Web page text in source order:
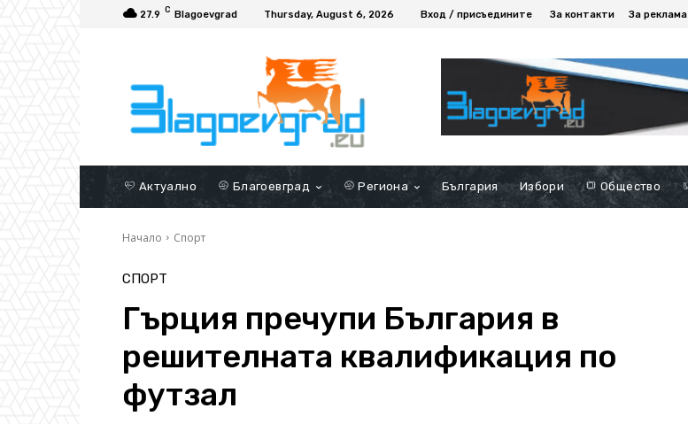
27.9 C Blagoevgrad Thursday, August 6, 2026 Вход / присъедините За контакти За реклама
Актуално Благоевград Региона България Избори Общество
Начало Спорт
СПОРТ
Гърция пречупи България в
решителната квалификация по
футзал